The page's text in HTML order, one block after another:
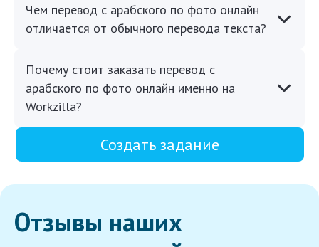
Чем перевод с арабского по фото онлайн
отличается от обычного перевода текста?
Почему стоит заказать перевод с
арабского по фото онлайн именно на
Workzilla?
Создать задание
Отзывы наших